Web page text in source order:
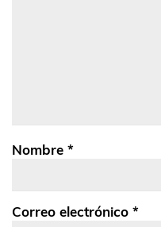
Nombre *
Correo electrónico *